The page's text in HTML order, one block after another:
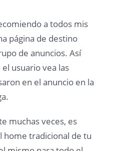
a todos mis
página de destino
de anuncios. Así
usuario vea las
en el anuncio en la
muchas veces, es
home tradicional de tu